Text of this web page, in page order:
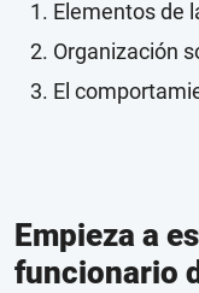
Elementos de
Organización
El
Empieza a
funcionario